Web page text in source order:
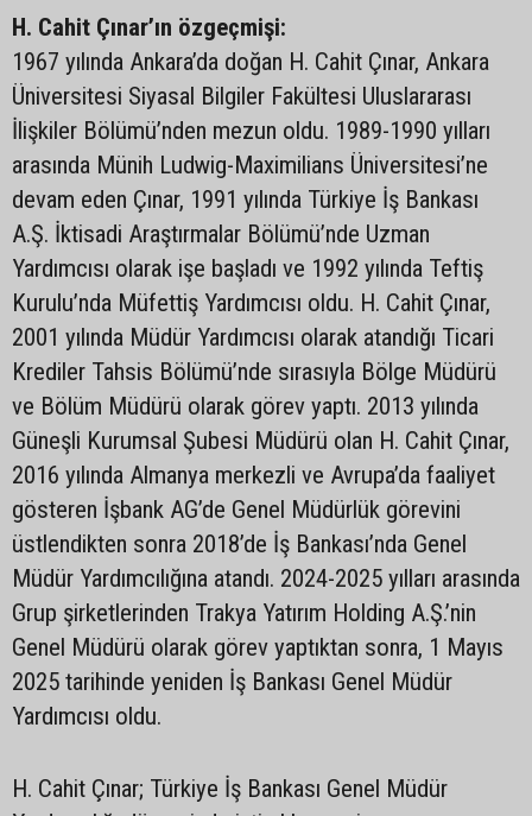
H. Cahit Çınar’ın özgeçmişi:
1967 yılında Ankara’da doğan H. Cahit Çınar, Ankara
Üniversitesi Siyasal Bilgiler Fakültesi Uluslararası
İlişkiler Bölümü’nden mezun oldu. 1989-1990 yılları
arasında Münih Ludwig-Maximilians Üniversitesi’ne
devam eden Çınar, 1991 yılında Türkiye İş Bankası
A.Ş. İktisadi Araştırmalar Bölümü’nde Uzman
Yardımcısı olarak işe başladı ve 1992 yılında Teftiş
Kurulu’nda Müfettiş Yardımcısı oldu. H. Cahit Çınar,
2001 yılında Müdür Yardımcısı olarak atandığı Ticari
Krediler Tahsis Bölümü’nde sırasıyla Bölge Müdürü
ve Bölüm Müdürü olarak görev yaptı. 2013 yılında
Güneşli Kurumsal Şubesi Müdürü olan H. Cahit Çınar,
2016 yılında Almanya merkezli ve Avrupa’da faaliyet
gösteren İşbank AG’de Genel Müdürlük görevini
üstlendikten sonra 2018’de İş Bankası’nda Genel
Müdür Yardımcılığına atandı. 2024-2025 yılları arasında
Grup şirketlerinden Trakya Yatırım Holding A.Ş.’nin
Genel Müdürü olarak görev yaptıktan sonra, 1 Mayıs
2025 tarihinde yeniden İş Bankası Genel Müdür
Yardımcısı oldu.
H. Cahit Çınar; Türkiye İş Bankası Genel Müdür